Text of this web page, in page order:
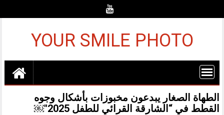
YOUR SMILE PHOTO
الطهاة الصغار يبدعون مخبوزات بأشكال وجوه
القطط في “الشارقة القرائي للطفل 2025″￼